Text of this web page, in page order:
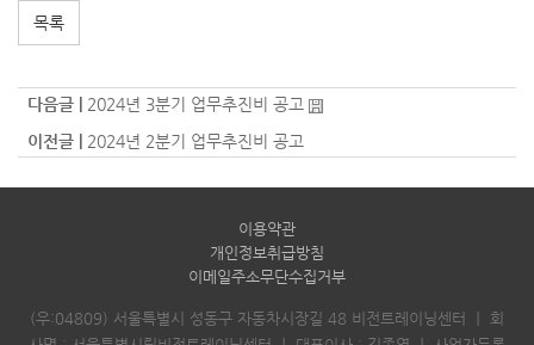
목록
다음글 | 2024년 3분기 업무추진비 공고
이전글 | 2024년 2분기 업무추진비 공고
이용약관
개인정보취급방침
이메일주소무단수집거부
(우:04809) 서울특별시 성동구 자동차시장길 48 비전트레이닝센터
회